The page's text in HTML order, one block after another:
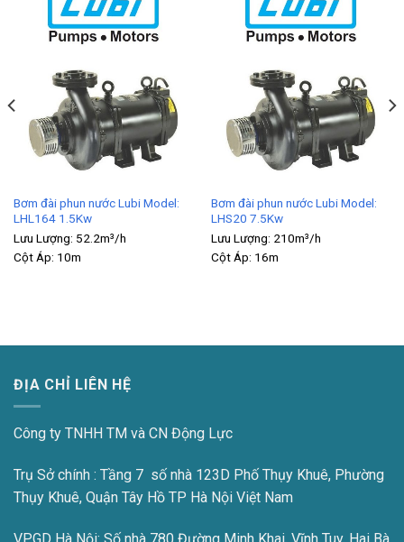
Bơm đài phun nước Lubi Model:
LHL164 1.5Kw
Lưu Lượng: 52.2m³/h
Cột Áp: 10m
Bơm đài phun nước Lubi Model:
LHS20 7.5Kw
Lưu Lượng: 210m³/h
Cột Áp: 16m
ĐỊA CHỈ LIÊN HỆ
Công ty TNHH TM và CN Động Lực
Trụ Sở chính : Tầng 7 số nhà 123D Phố Thụy Khuê, Phường
Thụy Khuê, Quận Tây Hồ TP Hà Nội Việt Nam